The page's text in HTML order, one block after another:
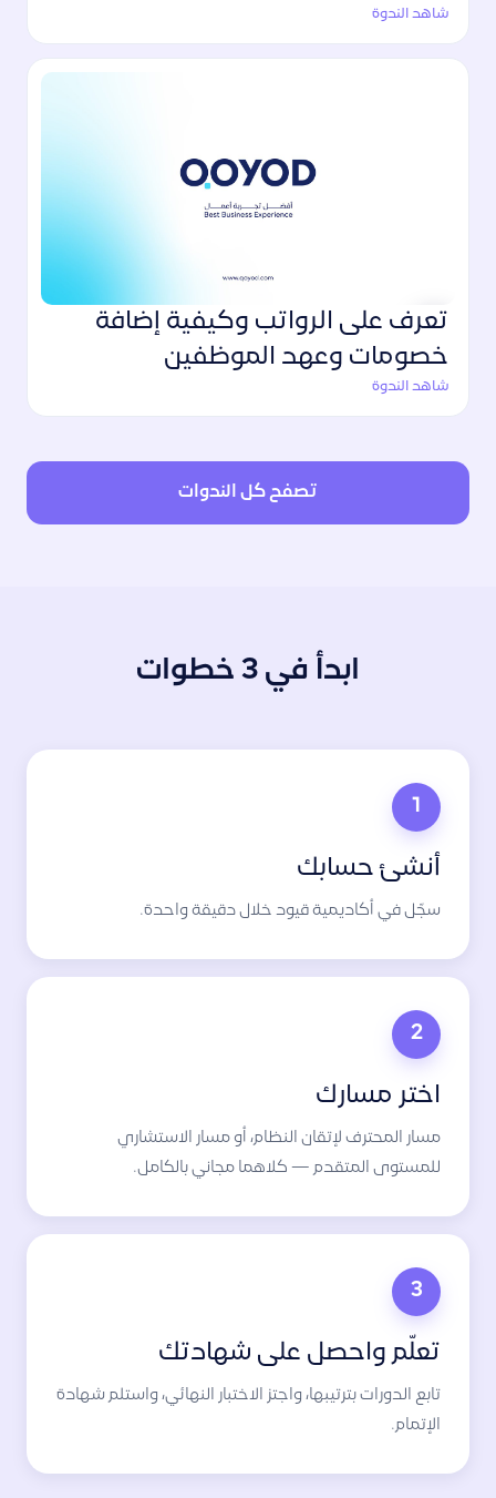
شاهد الندوة
تعرف على الرواتب وكيفية إضافة
خصومات وعهد الموظفين
شاهد الندوة
تصفح كل الندوات
ابدأ في 3 خطوات
1
أنشئ حسابك
سجّل في أكاديمية قيود خلال دقيقة واحدة.
2
اختر مسارك
مسار المحترف لإتقان النظام، أو مسار الاستشاري
للمستوى المتقدم — كلاهما مجاني بالكامل.
3
تعلّم واحصل على شهادتك
تابع الدورات بترتيبها، واجتز الاختبار النهائي، واستلم شهادة
الإتمام.